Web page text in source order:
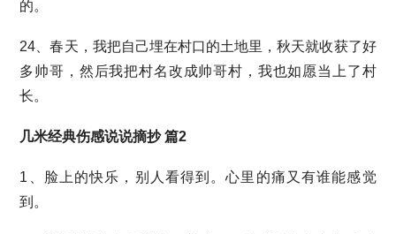
的。
24、春天，我把自己埋在村口的土地里，秋天就收获了好
多帅哥，然后我把村名改成帅哥村，我也如愿当上了村
长。
几米经典伤感说说摘抄 篇2
1、脸上的快乐，别人看得到。心里的痛又有谁能感觉
到。